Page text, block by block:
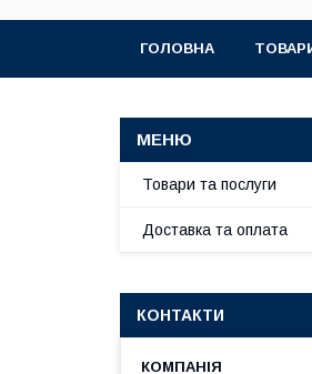
ГОЛОВНА
Товари та послуги
Доставка та оплата
КОНТАКТИ